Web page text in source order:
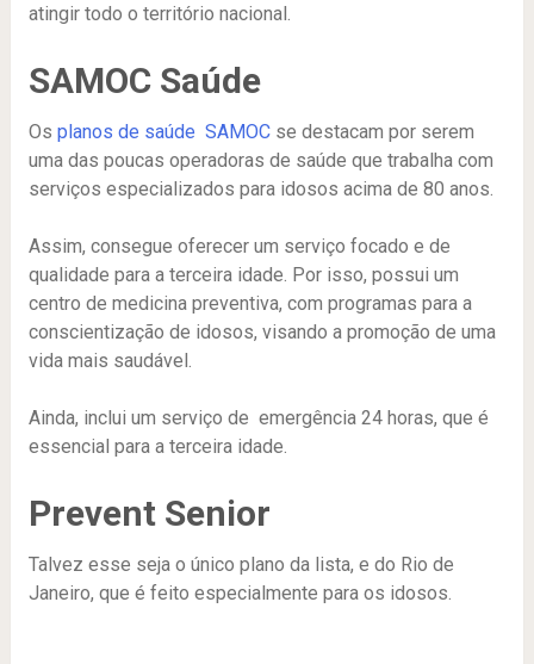
atingir todo o território nacional.
SAMOC Saúde
Os planos de saúde SAMOCse destacam por serem
uma das poucas operadoras de saúde que trabalha com
serviços especializados para idosos acima de 80 anos.
Assim, consegue oferecer um serviço focado e de
qualidade para a terceira idade. Por isso, possui um
centro de medicina preventiva, com programas para a
conscientização de idosos, visando a promoção de uma
vida mais saudável.
Ainda, inclui um serviço de emergência 24 horas, que é
essencial para a terceira idade.
Prevent Senior
Talvez esse seja o único plano da lista, e do Rio de
Janeiro, que é feito especialmente para os idosos.